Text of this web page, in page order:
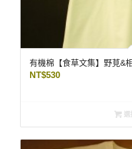
有機棉【食草文集】野莧&
NT$530
選